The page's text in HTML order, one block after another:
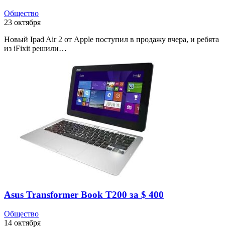
Общество
23 октября
Новый Ipad Air 2 от Apple поступил в продажу вчера, и ребята
из iFixit решили…
Asus Transformer Book T200 за $ 400
Общество
14 октября